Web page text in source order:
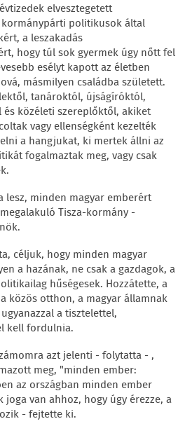
elvesztegetett
politikusok által
a leszakadás
hogy túl sok gyermek úgy nőtt fel
esélyt kapott az életben
másmilyen családba született.
tanároktól, újságíróktól,
és közéleti szereplőktől, akiket
vagy ellenségként kezelték
a hangjukat, ki mertek állni az
fogalmaztak meg, vagy csak
lesz, minden magyar emberért
Tisza-kormány -
céljuk, hogy minden magyar
a hazának, ne csak a gazdagok, a
hűségesek. Hozzátette, a
közös otthon, a magyar államnak
a tisztelettel,
kell fordulnia.
azt jelenti - folytatta - ,
meg, "minden ember:
az országban minden ember
van ahhoz, hogy úgy érezze, a
- fejtette ki.